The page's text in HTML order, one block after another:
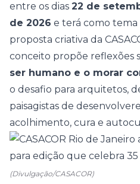
entre os dias 22 de
de 2026 e terá como tema
proposta criativa da
conceito propõe reflexões
ser humano e o morar
o desafio para arquitetos,
paisagistas de
acolhimento, cura e
(Divulgação/CASACOR)